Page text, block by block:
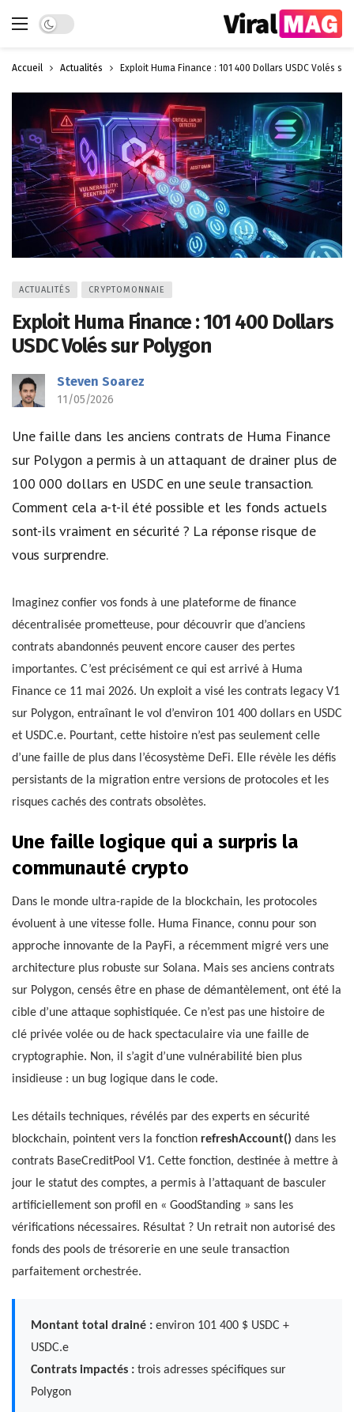
Dark mode
Accueil Actualités Exploit Huma Finance : 101 400 Dollars USDC Volés
ACTUALITÉS CRYPTOMONNAIE
Exploit Huma Finance : 101 400 Dollars
USDC Volés sur Polygon
Steven Soarez
11/05/2026
Une faille dans les anciens contrats de Huma Finance
sur Polygon a permis à un attaquant de drainer plus de
100 000 dollars en USDC en une seule transaction.
Comment cela a-t-il été possible et les fonds actuels
sont-ils vraiment en sécurité ? La réponse risque de
vous surprendre.
Imaginez confier vos fonds à une plateforme de finance
décentralisée prometteuse, pour découvrir que d’anciens
contrats abandonnés peuvent encore causer des pertes
importantes. C’est précisément ce qui est arrivé à Huma
Finance ce 11 mai 2026. Un exploit a visé les contrats legacy V1
sur Polygon, entraînant le vol d’environ 101 400 dollars en USDC
et USDC.e. Pourtant, cette histoire n’est pas seulement celle
d’une faille de plus dans l’écosystème DeFi. Elle révèle les défis
persistants de la migration entre versions de protocoles et les
risques cachés des contrats obsolètes.
Une faille logique qui a surpris la
communauté crypto
Dans le monde ultra-rapide de la blockchain, les protocoles
évoluent à une vitesse folle. Huma Finance, connu pour son
approche innovante de la PayFi, a récemment migré vers une
architecture plus robuste sur Solana. Mais ses anciens contrats
sur Polygon, censés être en phase de démantèlement, ont été la
cible d’une attaque sophistiquée. Ce n’est pas une histoire de
clé privée volée ou de hack spectaculaire via une faille de
cryptographie. Non, il s’agit d’une vulnérabilité bien plus
insidieuse : un bug logique dans le code.
Les détails techniques, révélés par des experts en sécurité
blockchain, pointent vers la fonction refreshAccount() dans les
contrats BaseCreditPool V1. Cette fonction, destinée à mettre à
jour le statut des comptes, a permis à l’attaquant de basculer
artificiellement son profil en « GoodStanding » sans les
vérifications nécessaires. Résultat ? Un retrait non autorisé des
fonds des pools de trésorerie en une seule transaction
parfaitement orchestrée.
Montant total drainé : environ 101 400 $ USDC +
USDC.e
Contrats impactés : trois adresses spécifiques sur
Polygon